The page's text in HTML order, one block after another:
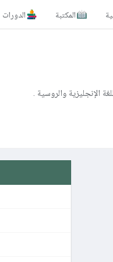
المكتبة الدورات
الإنجليزية والروسية .